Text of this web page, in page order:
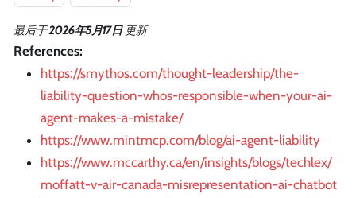
最后于2026年5月17日 更新
References:
https://smythos.com/thought-leadership/the-
liability-question-whos-responsible-when-your-ai-
agent-makes-a-mistake/
https://www.mintmcp.com/blog/ai-agent-liability
https://www.mccarthy.ca/en/insights/blogs/techlex/
moffatt-v-air-canada-misrepresentation-ai-chatbot